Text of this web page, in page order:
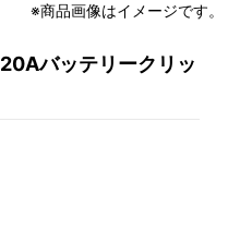
※商品画像はイメージです。
バッテリークリッ